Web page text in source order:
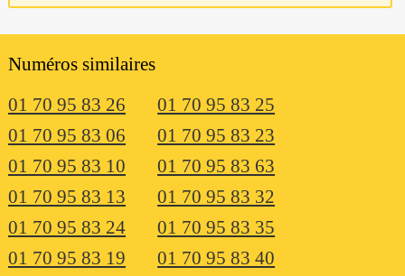
Numéros similaires
01 70 95 83 26
01 70 95 83 25
01 70 95 83 06
01 70 95 83 23
01 70 95 83 10
01 70 95 83 63
01 70 95 83 13
01 70 95 83 32
01 70 95 83 24
01 70 95 83 35
01 70 95 83 19
01 70 95 83 40